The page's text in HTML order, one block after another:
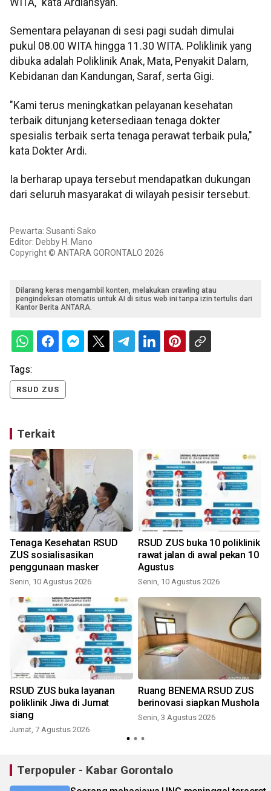
Sementara pelayanan di sesi pagi sudah dimulai
pukul 08.00 WITA hingga 11.30 WITA. Poliklinik yang
dibuka adalah Poliklinik Anak, Mata, Penyakit Dalam,
Kebidanan dan Kandungan, Saraf, serta Gigi.
"Kami terus meningkatkan pelayanan kesehatan
terbaik ditunjang ketersediaan tenaga dokter
spesialis terbaik serta tenaga perawat terbaik pula,"
kata Dokter Ardi.
Ia berharap upaya tersebut mendapatkan dukungan
dari seluruh masyarakat di wilayah pesisir tersebut.
Pewarta: Susanti Sako
Editor: Debby H. Mano
Copyright © ANTARA GORONTALO 2026
Dilarang keras mengambil konten, melakukan crawling atau
pengindeksan otomatis untuk AI di situs web ini tanpa izin tertulis dari
Kantor Berita ANTARA.
Tags:
RSUD ZUS
Terkait
Tenaga Kesehatan RSUD
ZUS sosialisasikan
penggunaan masker
Senin, 10 Agustus 2026
RSUD ZUS buka 10 poliklinik
rawat jalan di awal pekan 10
Agustus
Senin, 10 Agustus 2026
RSUD ZUS buka layanan
poliklinik Jiwa di Jumat
siang
Jumat, 7 Agustus 2026
Ruang BENEMA RSUD ZUS
berinovasi siapkan Mushola
Senin, 3 Agustus 2026
Terpopuler - Kabar Gorontalo